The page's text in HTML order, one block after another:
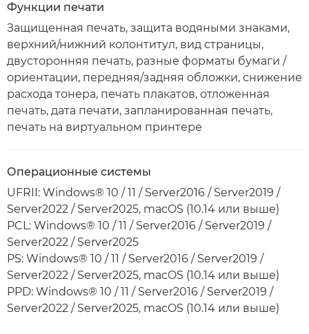
Функции печати
Защищенная печать, защита водяными знаками,
верхний/нижний колонтитул, вид страницы,
двусторонняя печать, разные форматы бумаги /
ориентации, передняя/задняя обложки, снижение
расхода тонера, печать плакатов, отложенная
печать, дата печати, запланированная печать,
печать на виртуальном принтере
Операционные системы
UFRII: Windows® 10 / 11 / Server2016 / Server2019 /
Server2022 / Server2025, macOS (10.14 или выше)
PCL: Windows® 10 / 11 / Server2016 / Server2019 /
Server2022 / Server2025
PS: Windows® 10 / 11 / Server2016 / Server2019 /
Server2022 / Server2025, macOS (10.14 или выше)
PPD: Windows® 10 / 11 / Server2016 / Server2019 /
Server2022 / Server2025, macOS (10.14 или выше)